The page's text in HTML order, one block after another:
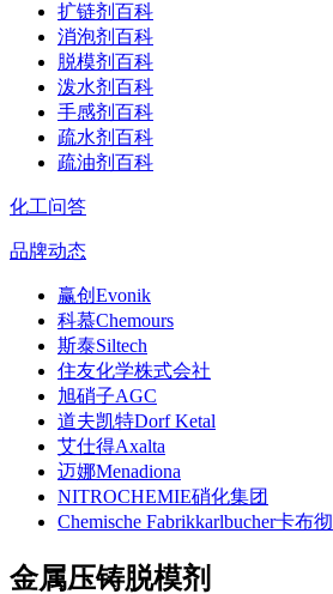
扩链剂百科
消泡剂百科
脱模剂百科
泼水剂百科
手感剂百科
疏水剂百科
疏油剂百科
化工问答
品牌动态
赢创Evonik
科慕Chemours
斯泰Siltech
住友化学株式会社
旭硝子AGC
道夫凯特Dorf Ketal
艾仕得Axalta
迈娜Menadiona
NITROCHEMIE硝化集团
Chemische Fabrikkarlbucher卡布彻
金属压铸脱模剂